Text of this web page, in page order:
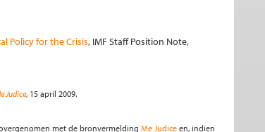
Policy for the Crisis, IMF Staff Position Note,
Judice, 15 april 2009.
met de bronvermelding Me Judice en, indien